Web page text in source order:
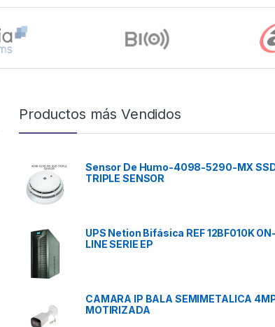
Productos más Vendidos
Sensor De Humo-4098-5290-MX
TRIPLE SENSOR
UPS Netion Bifásica REF 12BF010K ON-
LINE SERIE EP
CAMARA IP BALA SEMIMETALICA
MOTIRIZADA